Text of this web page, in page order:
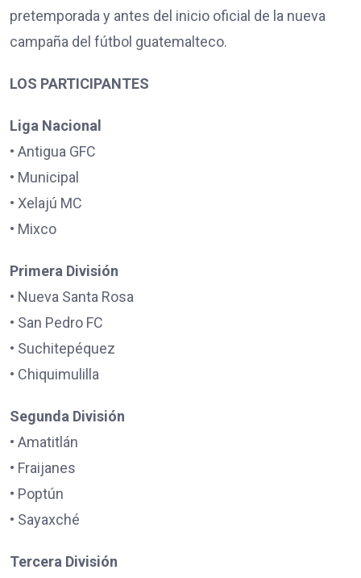
pretemporada y antes del inicio oficial de la nueva
campaña del fútbol guatemalteco.
LOS PARTICIPANTES
Liga Nacional
• Antigua GFC
• Municipal
• Xelajú MC
• Mixco
Primera División
• Nueva Santa Rosa
• San Pedro FC
• Suchitepéquez
• Chiquimulilla
Segunda División
• Amatitlán
• Fraijanes
• Poptún
• Sayaxché
Tercera División